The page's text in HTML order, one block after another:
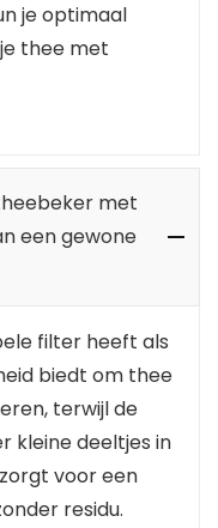
je optimaal
thee met
met
een gewone
filter heeft als
biedt om thee
terwijl de
kleine deeltjes in
voor een
residu.